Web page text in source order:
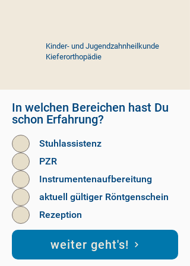
Kinder- und Jugendzahnheilkunde
Kieferorthopädie
In welchen Bereichen hast Du
schon Erfahrung?
Stuhlassistenz
PZR
Instrumentenaufbereitung
aktuell gültiger Röntgenschein
Rezeption
weiter geht's!